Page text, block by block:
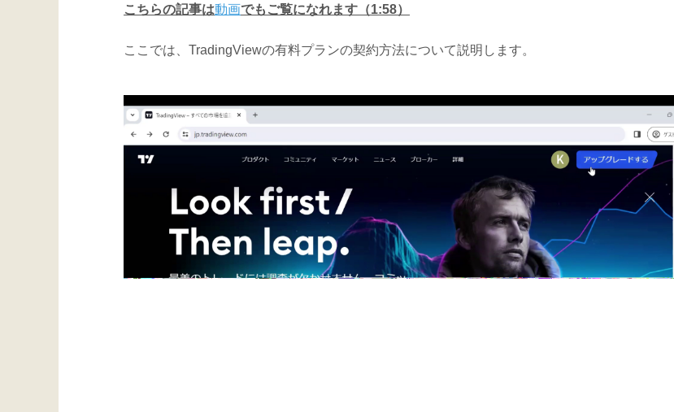
こちらの記事は動画でもご覧になれます（1:58）
ここでは、TradingViewの有料プランの契約方法について説明します。